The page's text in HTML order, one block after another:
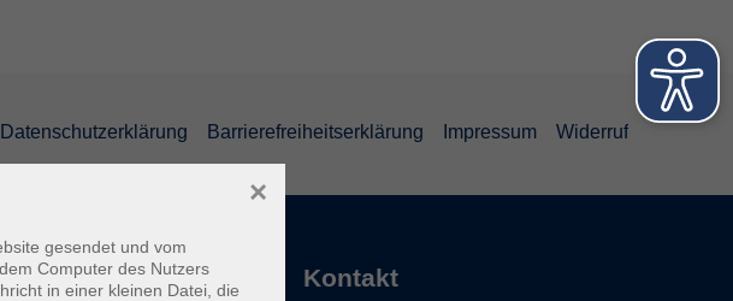
Datenschutzerklärung Barrierefreiheitserklärung Impressum Widerruf
Kontakt
gesendet und vom
Computer des Nutzers
in einer kleinen Datei, die
×